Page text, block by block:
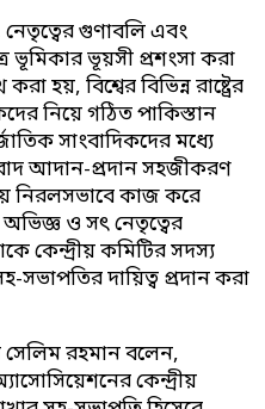
গুণাবলি এবং
ভূমিকার ভূয়সী প্রশংসা করা
হয়, বিশ্বের বিভিন্ন রাষ্ট্রের
নিয়ে গঠিত পাকিস্তান
সাংবাদিকদের মধ্যে
আদান-প্রদান সহজীকরণ
নিরলসভাবে কাজ করে
অভিজ্ঞ ও সৎ নেতৃত্বের
কেন্দ্রীয় কমিটির সদস্য
সভাপতির দায়িত্ব প্রদান করা
সেলিম রহমান বলেন,
কেন্দ্রীয়